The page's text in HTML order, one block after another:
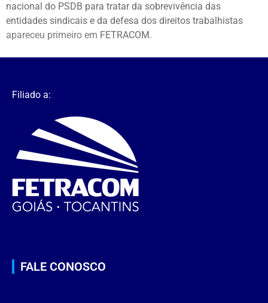
nacional do PSDB para tratar da sobrevivência das
entidades sindicais e da defesa dos direitos trabalhistas
apareceu primeiro em FETRACOM.
Filiado a:
FALE CONOSCO